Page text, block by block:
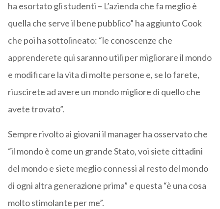
ha esortato gli studenti – L’azienda che fa meglio è
quella che serve il bene pubblico” ha aggiunto Cook
che poi ha sottolineato: “le conoscenze che
apprenderete qui saranno utili per migliorare il mondo
e modificare la vita di molte persone e, se lo farete,
riuscirete ad avere un mondo migliore di quello che
avete trovato”.
Sempre rivolto ai giovani il manager ha osservato che
“il mondo è come un grande Stato, voi siete cittadini
del mondo e siete meglio connessi al resto del mondo
di ogni altra generazione prima” e questa “è una cosa
molto stimolante per me”.